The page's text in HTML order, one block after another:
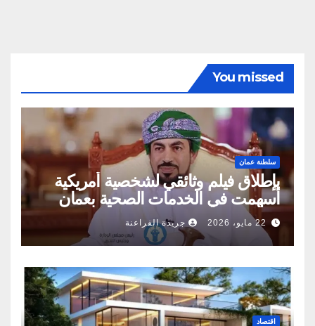
You missed
سلطنة عمان
بإطلاق فيلم وثائقي لشخصية أمريكية
أسهمت في الخدمات الصحية بعمان
22 مايو، 2026 جريدة الفراعنة
اقتصاد